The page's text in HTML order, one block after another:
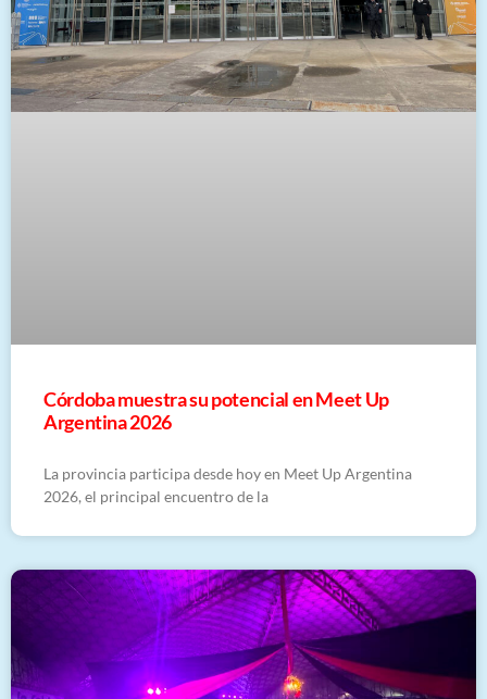
Córdoba muestra su potencial en Meet Up
Argentina 2026
La provincia participa desde hoy en Meet Up Argentina
2026, el principal encuentro de la